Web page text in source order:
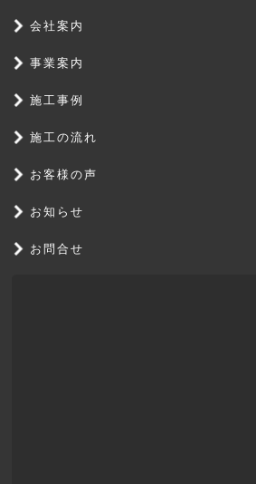
会社案内
事業案内
施工事例
施工の流れ
お客様の声
お知らせ
お問合せ